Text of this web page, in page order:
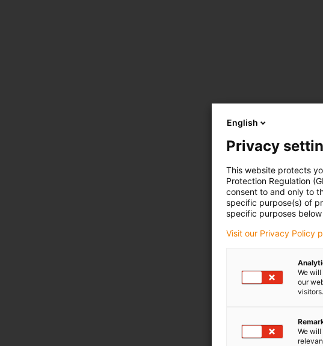
English
Privacy
This website protects
Protection Regulation
consent to and only to
specific purpose(s) of
specific purposes
Visit our Privacy Policy
We
our
visitors.
We